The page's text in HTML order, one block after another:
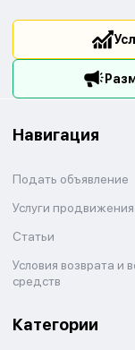
Навигация
Подать объявление
Услуги продвижения
Статьи
Условия возврата и
средств
Категории